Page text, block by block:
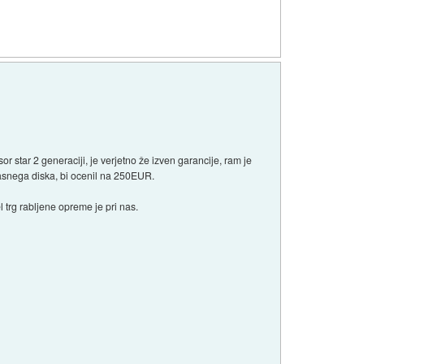
star 2 generaciji, je verjetno že izven garancije, ram je
diska, bi ocenil na 250EUR.
trg rabljene opreme je pri nas.